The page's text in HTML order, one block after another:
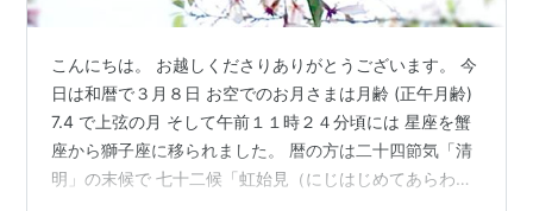
こんにちは。 お越しくださりありがとうございます。 今
日は和暦で３月８日 お空でのお月さまは月齢 (正午月齢)
7.4 で上弦の月 そして午前１１時２４分頃には 星座を蟹
座から獅子座に移られました。 暦の方は二十四節気「清
明」の末候で 七十二候「虹始見（にじはじめてあらわ